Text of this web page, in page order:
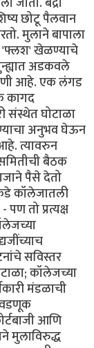
छोटू पैलवान
मुलाने बापाला
'फ्लश' खेळण्याचे
अडकवले
आहे. एक लंगड
कागद
संस्थेत घोटाळा
अनुभव घेऊन
त्यावरुन
बैठक
पैसे देतो
कॉलेजातली
तो प्रत्यक्ष
सविस्तर
कॉलेजच्या
मंडळाची
आणि
मुलाविरुद्ध